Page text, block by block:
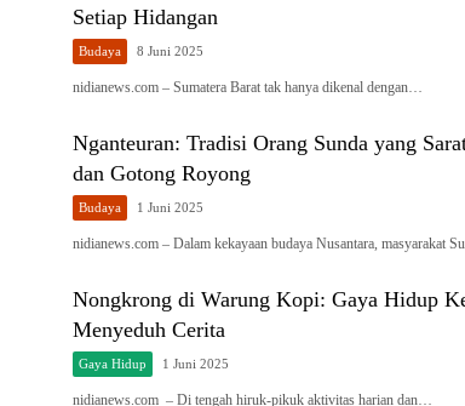
Setiap Hidangan
Budaya 8 Juni 2025
nidianews.com – Sumatera Barat tak hanya dikenal dengan…
Nganteuran: Tradisi Orang Sunda yang
dan Gotong Royong
Budaya 1 Juni 2025
nidianews.com – Dalam kekayaan budaya Nusantara, masyarakat
Nongkrong di Warung Kopi: Gaya Hidup
Menyeduh Cerita
Gaya Hidup 1 Juni 2025
nidianews.com – Di tengah hiruk-pikuk aktivitas harian dan…